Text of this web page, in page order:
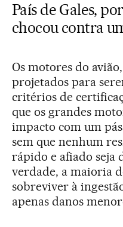
País de Gales,
chocou contra
Os motores do
projetados para
critérios de
que os grandes
impacto com um
sem que nenhum
rápido e afiado seja
verdade, a maioria
sobreviver à
apenas danos